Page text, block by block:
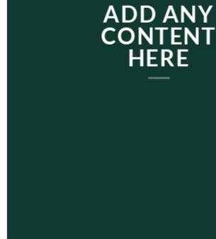
ADD ANY
CONTENT
HERE